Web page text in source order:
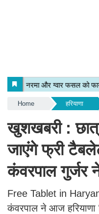
Home हरियाणा
खुशखबरी :
जाएंगे फ्री
कंवरपाल गुर्जर
Free Tablet in
कंवरपाल ने आज